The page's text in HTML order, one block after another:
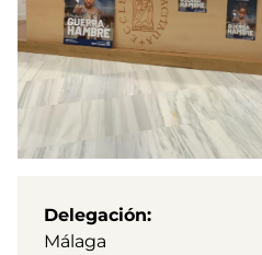
Delegación
Málaga